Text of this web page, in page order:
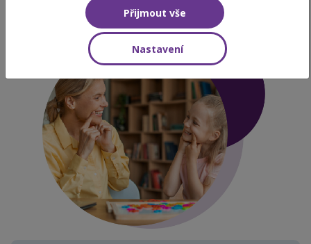
asistenty
Přijmout vše
Nastavení